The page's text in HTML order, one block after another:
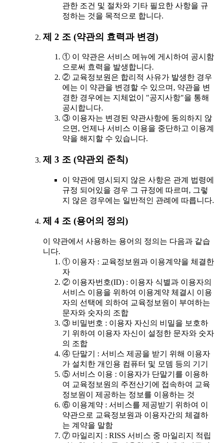
관한 조건 및 절차와 기타 필요한 사항을 규
정하는 것을 목적으로 합니다.
제 2 조 (약관의 효력과 변경)
① 이 약관은 서비스 메뉴에 게시하여 공시함
으로써 효력을 발생합니다.
② 교육정보원은 합리적 사유가 발생한 경우
에는 이 약관을 변경할 수 있으며, 약관을 변
경한 경우에는 지체없이 "공지사항"을 통해
공시합니다.
③ 이용자는 변경된 약관사항에 동의하지 않
으면, 언제나 서비스 이용을 중단하고 이용계
약을 해지할 수 있습니다.
제 3 조 (약관외 준칙)
이 약관에 명시되지 않은 사항은 관계 법령에
규정 되어있을 경우 그 규정에 따르며, 그렇
지 않은 경우에는 일반적인 관례에 따릅니다.
제 4 조 (용어의 정의)
이 약관에서 사용하는 용어의 정의는 다음과 같습
니다.
① 이용자 : 교육정보원과 이용계약을 체결한
자
② 이용자번호(ID) : 이용자 식별과 이용자의
서비스 이용을 위하여 이용계약 체결시 이용
자의 선택에 의하여 교육정보원이 부여하는
문자와 숫자의 조합
③ 비밀번호 : 이용자 자신의 비밀을 보호하
기 위하여 이용자 자신이 설정한 문자와 숫자
의 조합
④ 단말기 : 서비스 제공을 받기 위해 이용자
가 설치한 개인용 컴퓨터 및 모뎀 등의 기기
⑤ 서비스 이용 : 이용자가 단말기를 이용하
여 교육정보원의 주전산기에 접속하여 교육
정보원이 제공하는 정보를 이용하는 것
⑥ 이용계약 : 서비스를 제공받기 위하여 이
약관으로 교육정보원과 이용자간의 체결하
는 계약을 말함
⑦ 마일리지 : RISS 서비스 중 마일리지 적립